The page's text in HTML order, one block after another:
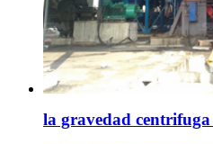
la gravedad